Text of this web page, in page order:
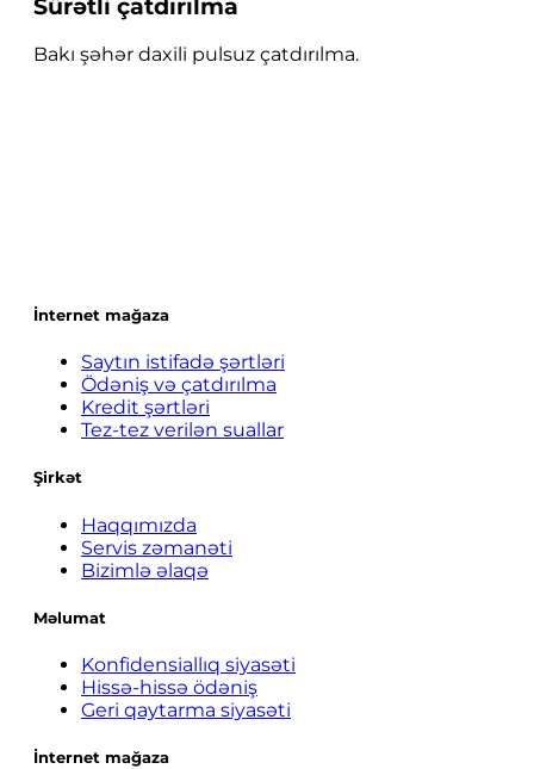
Sürətli çatdırılma
Bakı şəhər daxili pulsuz çatdırılma.
İnternet mağaza
Saytın istifadə şərtləri
Ödəniş və çatdırılma
Kredit şərtləri
Tez-tez verilən suallar
Şirkət
Haqqımızda
Servis zəmanəti
Bizimlə əlaqə
Məlumat
Konfidensiallıq siyasəti
Hissə-hissə ödəniş
Geri qaytarma siyasəti
İnternet mağaza